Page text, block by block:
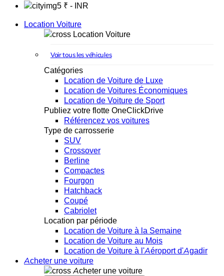
₹ - INR
Location Voiture
Location Voiture
Voir tous les véhicules
Catégories
Location de Voiture de Luxe
Location de Voitures Économiques
Location de Voiture de Sport
Publiez votre flotte OneClickDrive
Référencez vos voitures
Type de carrosserie
SUV
Crossover
Berline
Compactes
Fourgon
Hatchback
Coupé
Cabriolet
Location par période
Location de Voiture à la Semaine
Location de Voiture au Mois
Location de Voiture à l'Aéroport d'Agadir
Acheter une voiture
Acheter une voiture